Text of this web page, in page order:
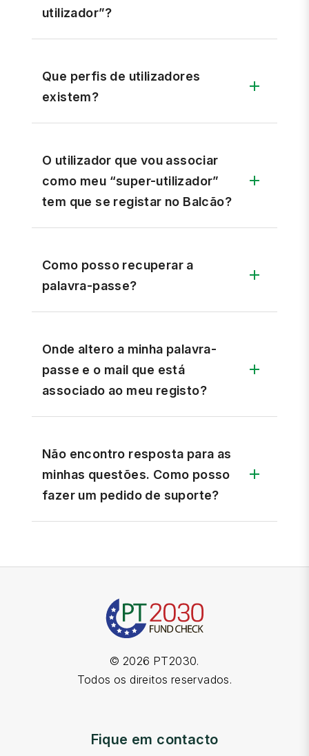
utilizador”?
Que perfis de utilizadores
existem?
O utilizador que vou associar
como meu “super-utilizador”
tem que se registar no Balcão?
Como posso recuperar a
palavra-passe?
Onde altero a minha palavra-
passe e o mail que está
associado ao meu registo?
Não encontro resposta para as
minhas questões. Como posso
fazer um pedido de suporte?
© 2026 PT2030.
Todos os direitos reservados.
Fique em contacto